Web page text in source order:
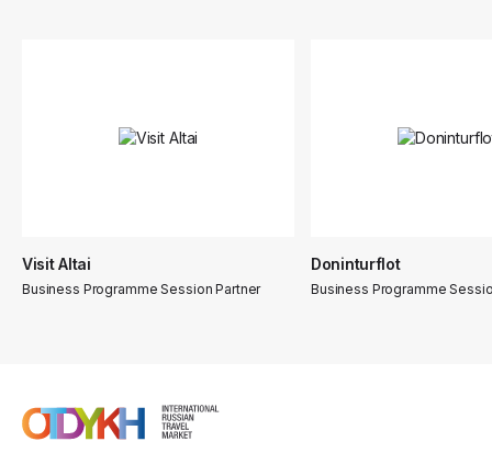
Visit Altai
Business Programme Session Partner
Doninturflot
Business Programme